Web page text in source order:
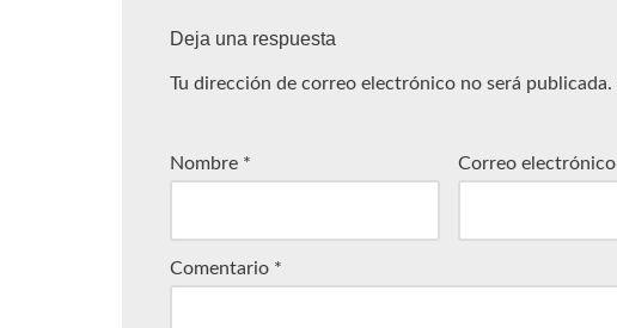
Deja una respuesta
Tu dirección de correo electrónico no será publicada.
Nombre * Correo electrónico
Comentario *